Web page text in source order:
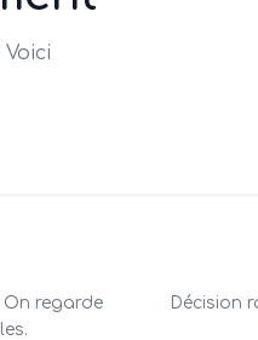
On regarde
Décision